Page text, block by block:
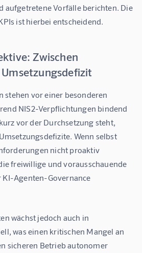
aufgetretene Vorfälle berichten. Die
ist hierbei entscheidend.
Zwischen
stehen vor einer besonderen
NIS2-Verpflichtungen bindend
vor der Durchsetzung steht,
Wenn selbst
nicht proaktiv
freiwillige und vorausschauende
Agenten-Governance
wächst jedoch auch in
was einen kritischen Mangel an
sicheren Betrieb autonomer